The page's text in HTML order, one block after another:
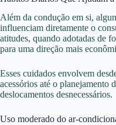
Além da condução em si,
influenciam diretamente o
atitudes, quando adotadas de
para uma direção mais
Esses cuidados envolvem
acessórios até o planejamento
deslocamentos desnecessários.
Uso moderado do ar-